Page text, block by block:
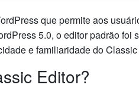
que permite aos
5.0, o editor padrão
e familiaridade do
Editor?